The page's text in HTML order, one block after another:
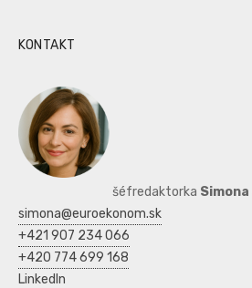
KONTAKT
šéfredaktorka Simona
simona@euroekonom.sk
+421 907 234 066
+420 774 699 168
LinkedIn